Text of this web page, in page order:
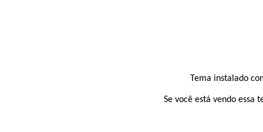
Tema instalado
Se você está vendo essa